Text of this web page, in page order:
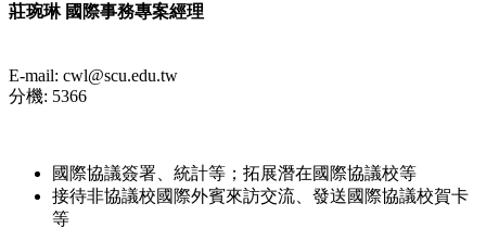
莊琬琳 國際事務專案經理
E-mail: cwl@scu.edu.tw
分機: 5366
國際協議簽署、統計等；拓展潛在國際協議校等
接待非協議校國際外賓來訪交流、發送國際協議校賀卡
等